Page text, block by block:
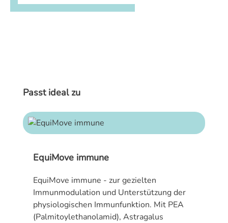
Produktgalerie überspringen
Passt ideal zu
EquiMove immune
EquiMove immune - zur gezielten
Immunmodulation und Unterstützung der
physiologischen Immunfunktion. Mit PEA
(Palmitoylethanolamid), Astragalus